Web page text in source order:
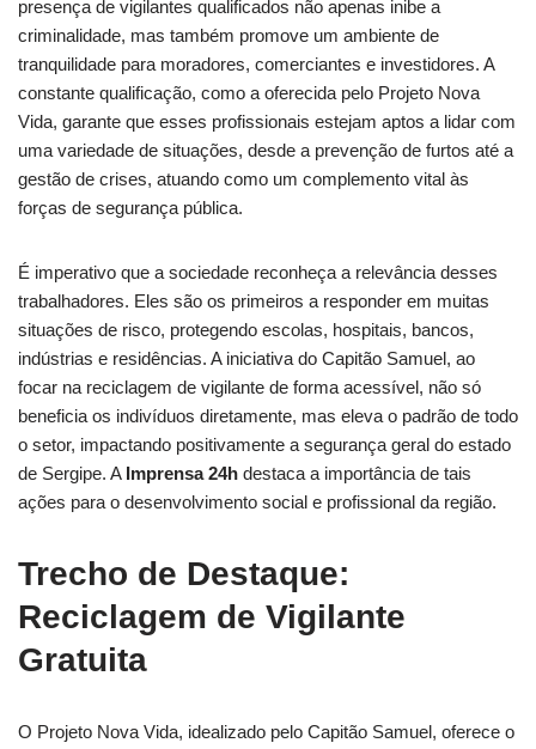
presença de vigilantes qualificados não apenas inibe a
criminalidade, mas também promove um ambiente de
tranquilidade para moradores, comerciantes e investidores. A
constante qualificação, como a oferecida pelo Projeto Nova
Vida, garante que esses profissionais estejam aptos a lidar com
uma variedade de situações, desde a prevenção de furtos até a
gestão de crises, atuando como um complemento vital às
forças de segurança pública.
É imperativo que a sociedade reconheça a relevância desses
trabalhadores. Eles são os primeiros a responder em muitas
situações de risco, protegendo escolas, hospitais, bancos,
indústrias e residências. A iniciativa do Capitão Samuel, ao
focar na reciclagem de vigilante de forma acessível, não só
beneficia os indivíduos diretamente, mas eleva o padrão de todo
o setor, impactando positivamente a segurança geral do estado
de Sergipe. A Imprensa 24h destaca a importância de tais
ações para o desenvolvimento social e profissional da região.
Trecho de Destaque:
Reciclagem de Vigilante
Gratuita
O Projeto Nova Vida, idealizado pelo Capitão Samuel, oferece o